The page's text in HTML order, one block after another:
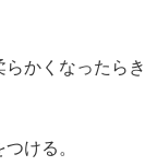
かくなったら
ける。